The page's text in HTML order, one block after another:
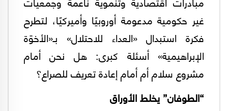
غير حكومية مدعومة أوروبيًا وأميركيًا، لتطرح
فكرة استبدال «العداء للاحتلال» بـ«الأخوّة
الإبراهيمية» أسئلة كبرى: هل نحن أمام
مشروع سلام أم أمام إعادة تعريف للصراع؟
“الطوفان” يخلط الأوراق